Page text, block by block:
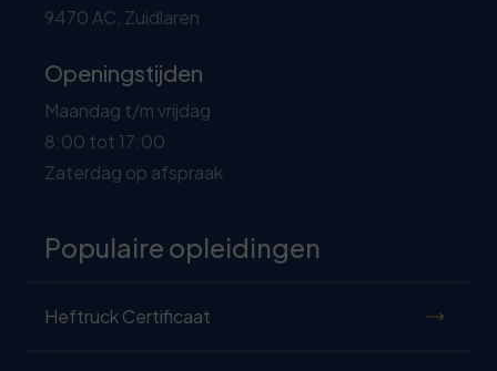
9470 AC, Zuidlaren
Openingstijden
Maandag t/m vrijdag
8:00 tot 17:00
Zaterdag op afspraak
Populaire opleidingen
Heftruck Certificaat